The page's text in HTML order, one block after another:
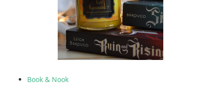
Book & Nook